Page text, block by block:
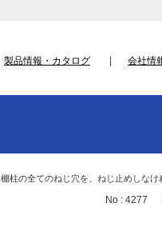
製品情報・カタログ 会社情
棚柱の全てのねじ穴を、ねじ止めしなけ
No : 4277